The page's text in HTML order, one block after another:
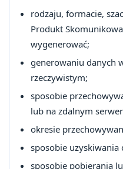
rodzaju, formacie,
Produkt
wygenerować;
generowaniu danych
rzeczywistym;
sposobie
lub na zdalnym
okresie
sposobie uzyskiwania
sposobie pobierania